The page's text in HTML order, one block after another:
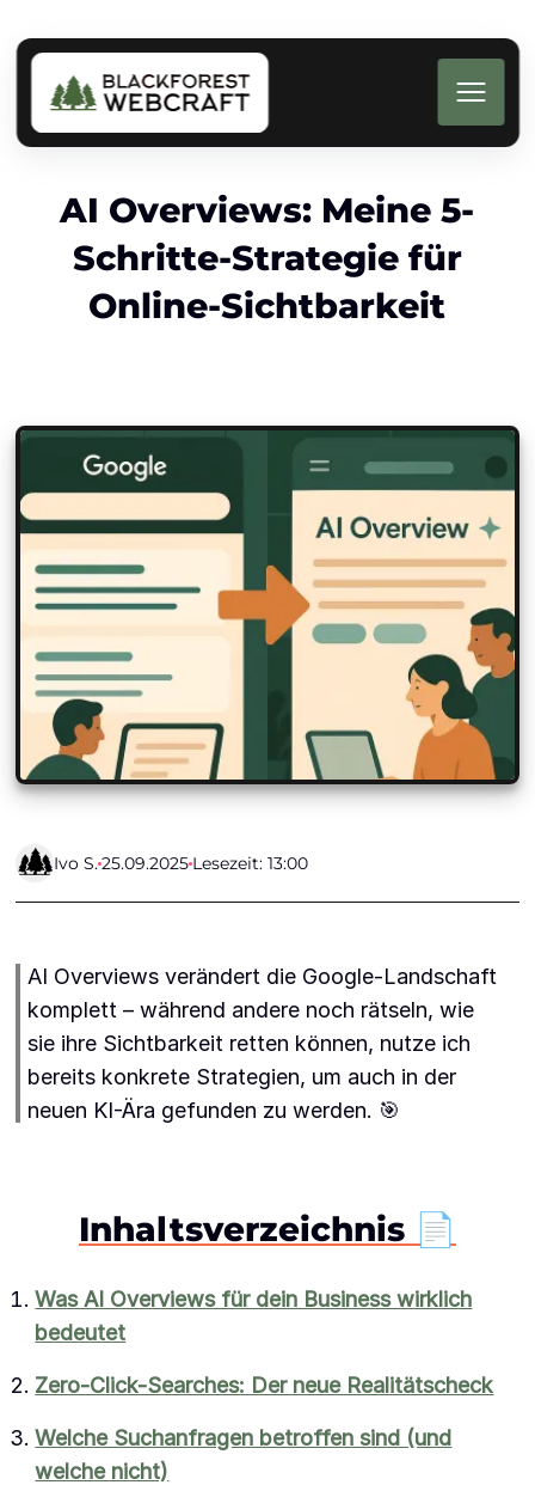
AI Overviews: Meine 5-
Schritte-Strategie für
Online-Sichtbarkeit
Ivo S.25.09.2025Lesezeit: 13:00
AI Overviews verändert die Google-Landschaft
komplett – während andere noch rätseln, wie
sie ihre Sichtbarkeit retten können, nutze ich
bereits konkrete Strategien, um auch in der
neuen KI-Ära gefunden zu werden. 🎯
Inhaltsverzeichnis 📄
Was AI Overviews für dein Business wirklich
bedeutet
Zero-Click-Searches: Der neue Realitätscheck
Welche Suchanfragen betroffen sind (und
welche nicht)